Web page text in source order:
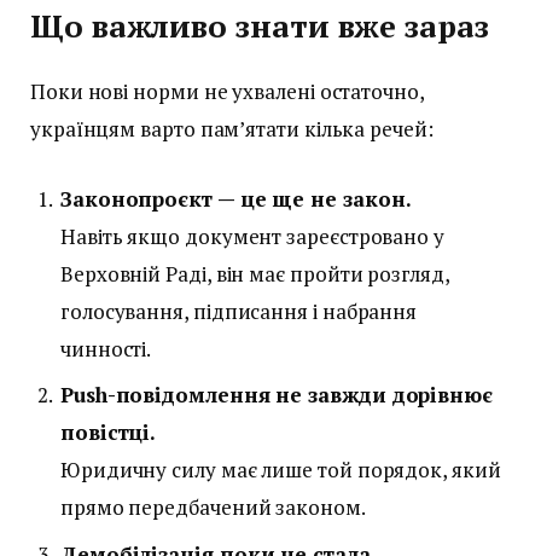
Що важливо знати вже зараз
Поки нові норми не ухвалені остаточно,
українцям варто пам’ятати кілька речей:
Законопроєкт — це ще не закон.
Навіть якщо документ зареєстровано у
Верховній Раді, він має пройти розгляд,
голосування, підписання і набрання
чинності.
Push-повідомлення не завжди дорівнює
повістці.
Юридичну силу має лише той порядок, який
прямо передбачений законом.